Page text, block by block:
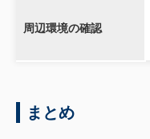
周辺環境の確認
まとめ